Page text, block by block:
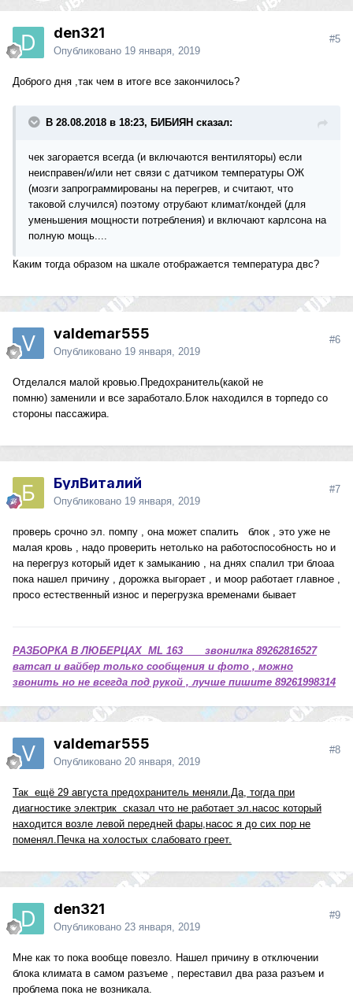
den321
Опубликовано 19 января, 2019
#5
Доброго дня ,так чем в итоге все закончилось?
В 28.08.2018 в 18:23, БИБИЯН сказал:
чек загорается всегда (и включаются вентиляторы) если
неисправен/и/или нет связи с датчиком температуры ОЖ
(мозги запрограммированы на перегрев, и считают, что
таковой случился) поэтому отрубают климат/кондей (для
уменьшения мощности потребления) и включают карлсона на
полную мощь....
Каким тогда образом на шкале отображается температура двс?
valdemar555
Опубликовано 19 января, 2019
#6
Отделался малой кровью.Предохранитель(какой не
помню) заменили и все заработало.Блок находился в торпедо со
стороны пассажира.
БулВиталий
Опубликовано 19 января, 2019
#7
проверь срочно эл. помпу , она может спалить блок , это уже не
малая кровь , надо проверить нетолько на работоспособность но и
на перегруз который идет к замыканию , на днях спалил три блоаа
пока нашел причину , дорожка выгорает , и моор работает главное ,
просо естественный износ и перегрузка временами бывает
РАЗБОРКА В ЛЮБЕРЦАХ ML 163 звонилка 89262816527
ватсап и вайбер только сообщения и фото , можно
звонить но не всегда под рукой , лучше пишите 89261998314
valdemar555
Опубликовано 20 января, 2019
#8
Так ещё 29 августа предохранитель меняли.Да, тогда при
диагностике электрик сказал что не работает эл.насос который
находится возле левой передней фары,насос я до сих пор не
поменял.Печка на холостых слабовато греет.
den321
Опубликовано 23 января, 2019
#9
Мне как то пока вообще повезло. Нашел причину в отключении
блока климата в самом разъеме , переставил два раза разъем и
проблема пока не возникала.